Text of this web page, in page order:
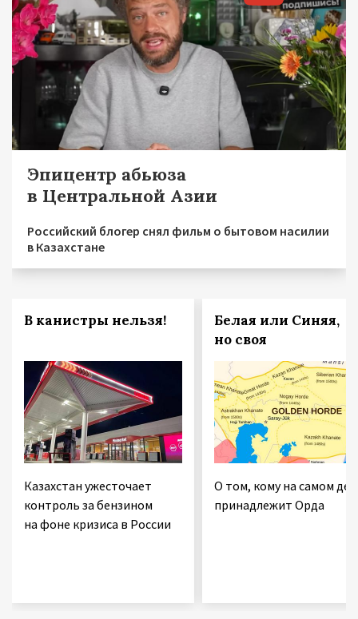
Эпицентр абьюза
в Центральной Азии
Российский блогер снял фильм о бытовом насилии
в Казахстане
В канистры нельзя!
Казахстан ужесточает
контроль за бензином
на фоне кризиса в России
Белая или Синяя,
но своя
О том, кому на самом
принадлежит Орда